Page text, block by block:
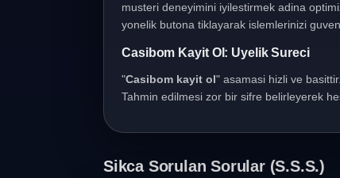
musteri deneyimini iyilestirmek adina
yonelik butona tiklayarak islemlerinizi
Casibom Kayit Ol: Uyelik Sureci
"Casibom kayit ol" asamasi hizli ve
Tahmin edilmesi zor bir sifre belirleyerek
Sikca Sorulan Sorular (S.S.S.)